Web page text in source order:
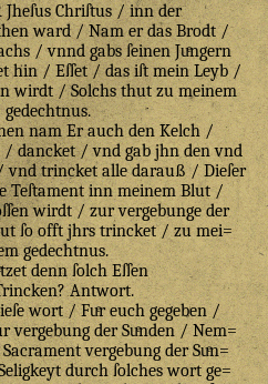
Jheſus Chriſtus / inn der
ward / Nam er das Brodt /
/ vnnd gabs ſeinen Juͤngern
hin / Eſſet / das iſt mein Leyb /
wirdt / Solchs thut zu meinem
gedechtnus.
nam Er auch den Kelch /
/ dancket / vnd gab jhn den vnd
trincket alle darauß / Dieſer
Teſtament inn meinem Blut /
wirdt / zur vergebunge der
ſo offt jhrs trincket / zu mei=
gedechtnus.
denn ſolch Eſſen
Antwort.
wort / Fuͤr euch gegeben /
vergebung der Suͤnden / Nem=
vergebung der Suͤn=
durch ſolches wort ge=